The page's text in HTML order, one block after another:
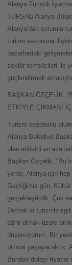
Alanya Turistik
TÜRSAB Alanya
Alanya’dan sorumlu
turizm sezonuna ilişkin
pazarlardaki
sektör temsilcileri ile
güçlendirmek
BAŞKAN ÖZÇELİK:
ETKİYLE ÇIKMASI
Turizm sezonunu
Alanya Belediye
olan etkisini en aza
Başkan Özçelik, “Bu
yerde, Alanya için hep
Geçtiğimiz gün, Kültür
gerçekleştirdik. Çok
Demek ki turizmle
dâhil olmak üzere
düşünüyorum. Bir
birisini yaşayacaktık.
Bundan dolayı